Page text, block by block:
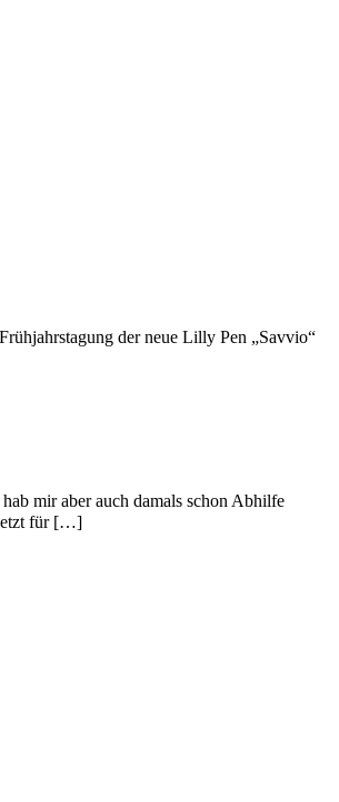
der neue Lilly Pen „Savvio“
mir aber auch damals schon Abhilfe
jetzt für […]